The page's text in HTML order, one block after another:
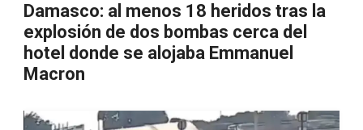
Damasco: al menos 18 heridos tras la
explosión de dos bombas cerca del
hotel donde se alojaba Emmanuel
Macron